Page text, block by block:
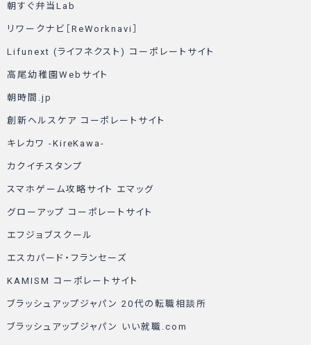
朝すぐ弁当Lab
リワークナビ［ReWorknavi］
Lifunext (ライフネクスト) コーポレートサイト
高尾幼稚園Webサイト
朝時間.jp
創新ヘルスケア コーポレートサイト
キレカワ -KireKawa-
カクイチスタンプ
スマホゲーム攻略サイト エマッグ
グローアップ コーポレートサイト
エフジョブスクール
エスカパード・フランセーズ
KAMISM コーポレートサイト
ブラッシュアップジャパン 20代の転職相談所
ブラッシュアップジャパン いい就職.com